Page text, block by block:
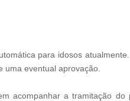
para idosos
uma eventual aprovação.
acompanhar a tramitação